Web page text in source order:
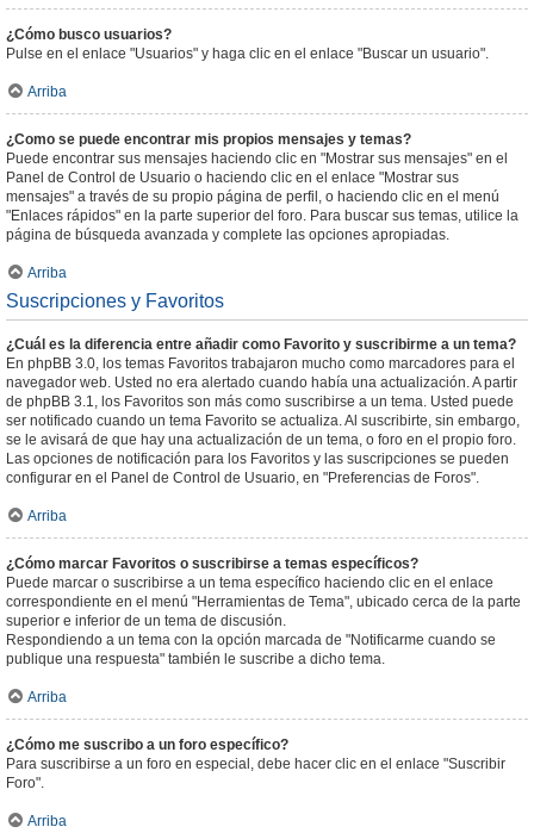
¿Cómo busco usuarios?
Pulse en el enlace "Usuarios" y haga clic en el enlace "Buscar un usuario".
Arriba
¿Como se puede encontrar mis propios mensajes y temas?
Puede encontrar sus mensajes haciendo clic en "Mostrar sus mensajes" en el
Panel de Control de Usuario o haciendo clic en el enlace "Mostrar sus
mensajes" a través de su propio página de perfil, o haciendo clic en el menú
"Enlaces rápidos" en la parte superior del foro. Para buscar sus temas, utilice la
página de búsqueda avanzada y complete las opciones apropiadas.
Arriba
Suscripciones y Favoritos
¿Cuál es la diferencia entre añadir como Favorito y suscribirme a un tema?
En phpBB 3.0, los temas Favoritos trabajaron mucho como marcadores para el
navegador web. Usted no era alertado cuando había una actualización. A partir
de phpBB 3.1, los Favoritos son más como suscribirse a un tema. Usted puede
ser notificado cuando un tema Favorito se actualiza. Al suscribirte, sin embargo,
se le avisará de que hay una actualización de un tema, o foro en el propio foro.
Las opciones de notificación para los Favoritos y las suscripciones se pueden
configurar en el Panel de Control de Usuario, en "Preferencias de Foros".
Arriba
¿Cómo marcar Favoritos o suscribirse a temas específicos?
Puede marcar o suscribirse a un tema específico haciendo clic en el enlace
correspondiente en el menú "Herramientas de Tema", ubicado cerca de la parte
superior e inferior de un tema de discusión.
Respondiendo a un tema con la opción marcada de "Notificarme cuando se
publique una respuesta" también le suscribe a dicho tema.
Arriba
¿Cómo me suscribo a un foro específico?
Para suscribirse a un foro en especial, debe hacer clic en el enlace "Suscribir
Foro".
Arriba